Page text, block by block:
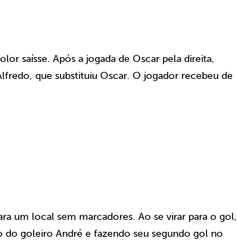
saísse. Após a jogada de Oscar pela direita,
que substituiu Oscar. O jogador recebeu de
um local sem marcadores. Ao se virar para o gol,
goleiro André e fazendo seu segundo gol no